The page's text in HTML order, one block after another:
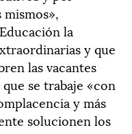
la
y que
las vacantes
se trabaje «con
y más
solucionen los